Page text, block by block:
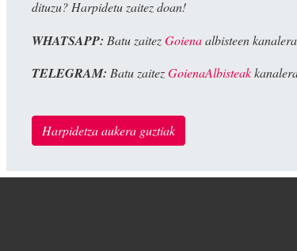
dituzu? Harpidetu zaitez doan!
WHATSAPP: Batu zaitezGoienaalbisteen
TELEGRAM: Batu zaitezGoienaAlbisteak
Harpidetza aukera guztiak